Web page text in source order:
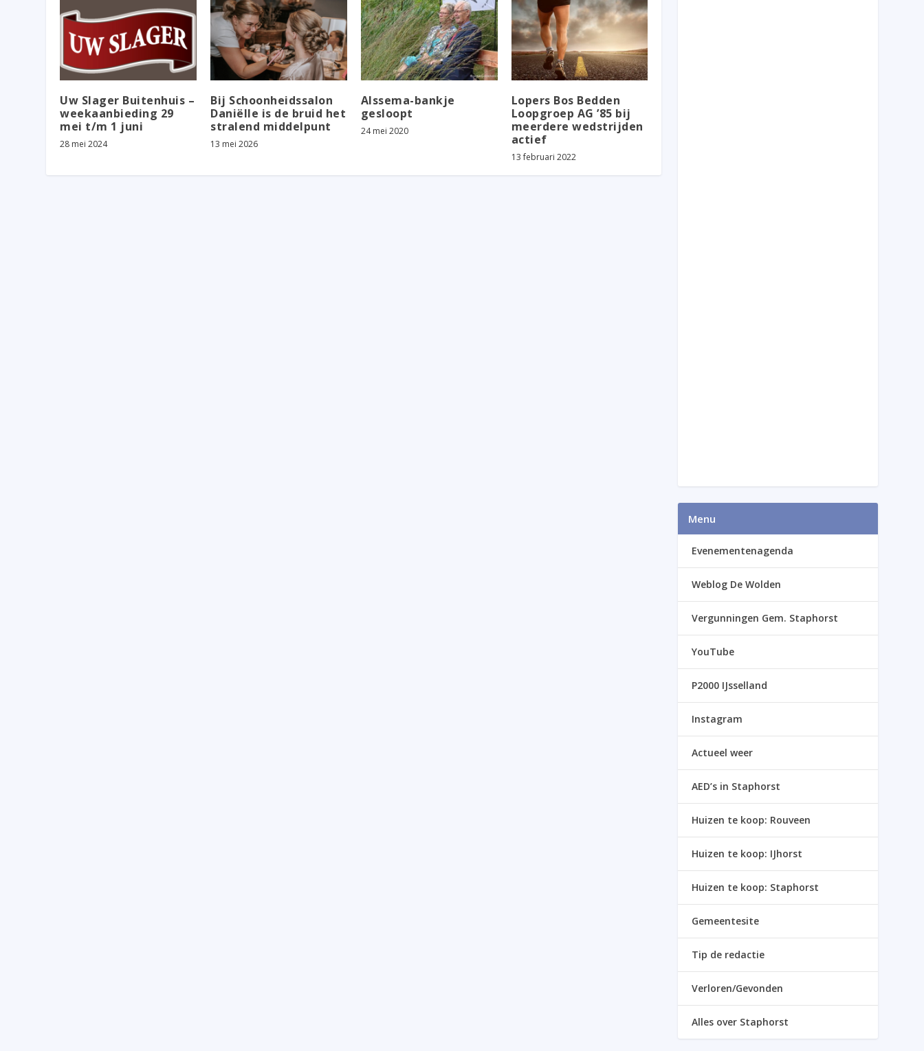
Uw Slager Buitenhuis –
weekaanbieding 29
mei t/m 1 juni
28 mei 2024
Bij Schoonheidssalon
Daniëlle is de bruid het
stralend middelpunt
13 mei 2026
Alssema-bankje
gesloopt
24 mei 2020
Lopers Bos Bedden
Loopgroep AG ’85 bij
meerdere wedstrijden
actief
13 februari 2022
Menu
Evenementenagenda
Weblog De Wolden
Vergunningen Gem. Staphorst
YouTube
P2000 IJsselland
Instagram
Actueel weer
AED’s in Staphorst
Huizen te koop: Rouveen
Huizen te koop: IJhorst
Huizen te koop: Staphorst
Gemeentesite
Tip de redactie
Verloren/Gevonden
Alles over Staphorst